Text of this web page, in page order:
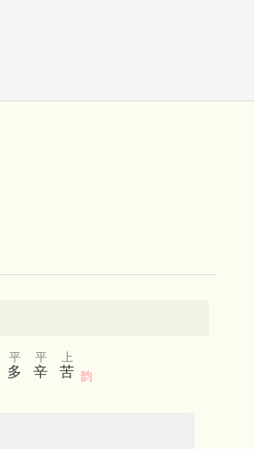
多
平
辛
平
苦
上
韵